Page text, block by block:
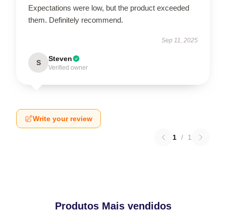
Expectations were low, but the product exceeded
them. Definitely recommend.
Sep 11, 2025
S Steven
Verified owner
Write your review
1 / 1
Produtos Mais vendidos